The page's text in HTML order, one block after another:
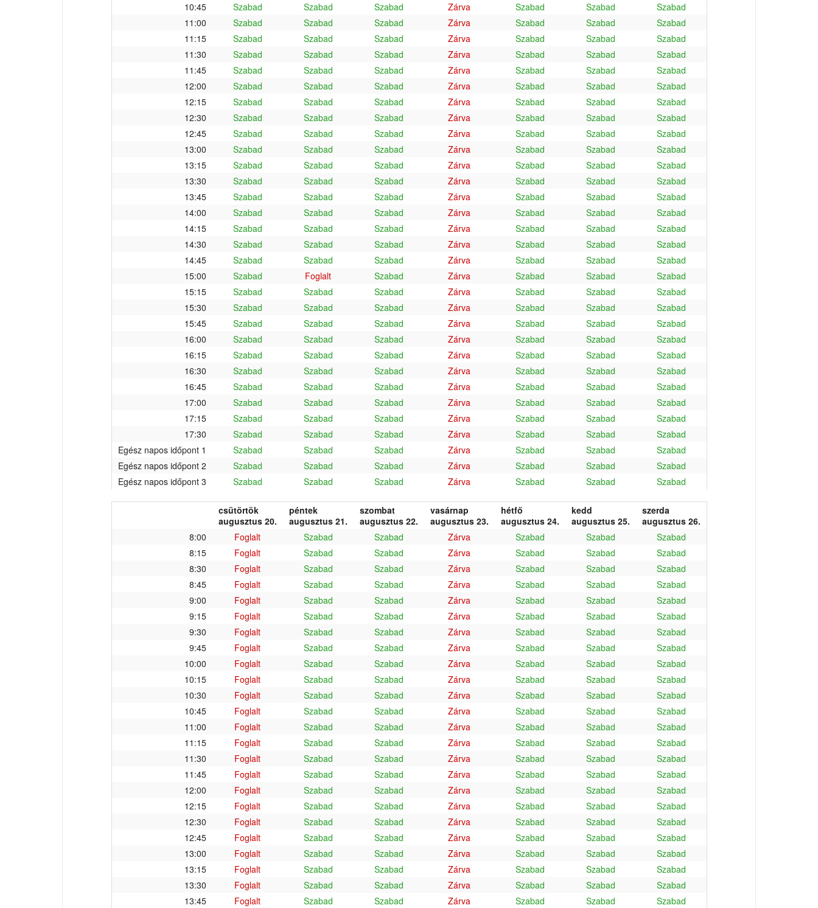
10:45
Szabad Szabad Szabad Zárva Szabad Szabad
Szabad
11:00
Szabad Szabad Szabad Zárva Szabad Szabad
Szabad
11:15
Szabad Szabad Szabad Zárva Szabad Szabad
Szabad
11:30
Szabad Szabad Szabad Zárva Szabad Szabad
Szabad
11:45
Szabad Szabad Szabad Zárva Szabad Szabad
Szabad
12:00
Szabad Szabad Szabad Zárva Szabad Szabad
Szabad
12:15
Szabad Szabad Szabad Zárva Szabad Szabad
Szabad
12:30
Szabad Szabad Szabad Zárva Szabad Szabad
Szabad
12:45
Szabad Szabad Szabad Zárva Szabad Szabad
Szabad
13:00
Szabad Szabad Szabad Zárva Szabad Szabad
Szabad
13:15
Szabad Szabad Szabad Zárva Szabad Szabad
Szabad
13:30
Szabad Szabad Szabad Zárva Szabad Szabad
Szabad
13:45
Szabad Szabad Szabad Zárva Szabad Szabad
Szabad
14:00
Szabad Szabad Szabad Zárva Szabad Szabad
Szabad
14:15
Szabad Szabad Szabad Zárva Szabad Szabad
Szabad
14:30
Szabad Szabad Szabad Zárva Szabad Szabad
Szabad
14:45
Szabad Szabad Szabad Zárva Szabad Szabad
Szabad
15:00
Szabad Foglalt Szabad Zárva Szabad Szabad
Szabad
15:15
Szabad Szabad Szabad Zárva Szabad Szabad
Szabad
15:30
Szabad Szabad Szabad Zárva Szabad Szabad
Szabad
15:45
Szabad Szabad Szabad Zárva Szabad Szabad
Szabad
16:00
Szabad Szabad Szabad Zárva Szabad Szabad
Szabad
16:15
Szabad Szabad Szabad Zárva Szabad Szabad
Szabad
16:30
Szabad Szabad Szabad Zárva Szabad Szabad
Szabad
16:45
Szabad Szabad Szabad Zárva Szabad Szabad
Szabad
17:00
Szabad Szabad Szabad Zárva Szabad Szabad
Szabad
17:15
Szabad Szabad Szabad Zárva Szabad Szabad
Szabad
17:30
Szabad Szabad Szabad Zárva Szabad Szabad
Szabad
Egész napos időpont 1
Szabad Szabad Szabad Zárva Szabad Szabad
Szabad
Egész napos időpont 2
Szabad Szabad Szabad Zárva Szabad Szabad
Szabad
Egész napos időpont 3
Szabad Szabad Szabad Zárva Szabad Szabad Szabad
csütörtök
augusztus 20.
péntek
augusztus 21.
szombat
augusztus 22.
vasárnap
augusztus 23.
hétfő
augusztus 24.
kedd
augusztus 25.
szerda
augusztus 26.
8:00
Foglalt Szabad Szabad Zárva Szabad Szabad
Szabad
8:15
Foglalt Szabad Szabad Zárva Szabad Szabad
Szabad
8:30
Foglalt Szabad Szabad Zárva Szabad Szabad
Szabad
8:45
Foglalt Szabad Szabad Zárva Szabad Szabad
Szabad
9:00
Foglalt Szabad Szabad Zárva Szabad Szabad
Szabad
9:15
Foglalt Szabad Szabad Zárva Szabad Szabad
Szabad
9:30
Foglalt Szabad Szabad Zárva Szabad Szabad
Szabad
9:45
Foglalt Szabad Szabad Zárva Szabad Szabad
Szabad
10:00
Foglalt Szabad Szabad Zárva Szabad Szabad
Szabad
10:15
Foglalt Szabad Szabad Zárva Szabad Szabad
Szabad
10:30
Foglalt Szabad Szabad Zárva Szabad Szabad
Szabad
10:45
Foglalt Szabad Szabad Zárva Szabad Szabad
Szabad
11:00
Foglalt Szabad Szabad Zárva Szabad Szabad
Szabad
11:15
Foglalt Szabad Szabad Zárva Szabad Szabad
Szabad
11:30
Foglalt Szabad Szabad Zárva Szabad Szabad
Szabad
11:45
Foglalt Szabad Szabad Zárva Szabad Szabad
Szabad
12:00
Foglalt Szabad Szabad Zárva Szabad Szabad
Szabad
12:15
Foglalt Szabad Szabad Zárva Szabad Szabad
Szabad
12:30
Foglalt Szabad Szabad Zárva Szabad Szabad
Szabad
12:45
Foglalt Szabad Szabad Zárva Szabad Szabad
Szabad
13:00
Foglalt Szabad Szabad Zárva Szabad Szabad
Szabad
13:15
Foglalt Szabad Szabad Zárva Szabad Szabad
Szabad
13:30
Foglalt Szabad Szabad Zárva Szabad Szabad
Szabad
13:45
Foglalt Szabad Szabad Zárva Szabad Szabad Szabad